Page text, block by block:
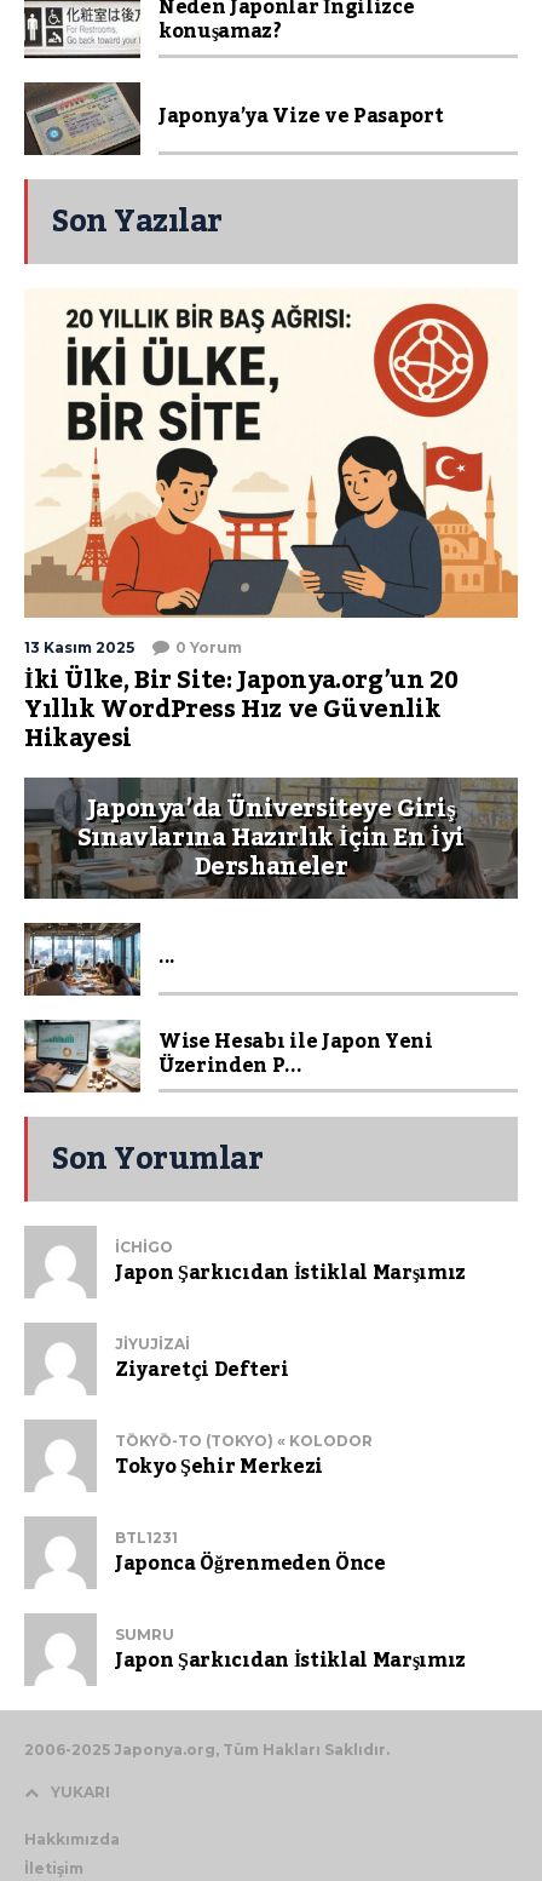
konuşamaz?
Japonya’ya Vize ve Pasaport
Son Yazılar
13 Kasım 2025 0 Yorum
İki Ülke, Bir Site: Japonya.org’un 20
Yıllık WordPress Hız ve Güvenlik
Hikayesi
Japonya’da Üniversiteye Giriş
Sınavlarına Hazırlık İçin En İyi
Dershaneler
...
Wise Hesabı ile Japon Yeni
Üzerinden P...
Son Yorumlar
ICHIGO
Japon Şarkıcıdan İstiklal Marşımız
JIYUJIZAI
Ziyaretçi Defteri
TŌKYŌ-TO (TOKYO) « KOLODOR
Tokyo Şehir Merkezi
BTL1231
Japonca Öğrenmeden Önce
SUMRU
Japon Şarkıcıdan İstiklal Marşımız
2006-2025 Japonya.org, Tüm Hakları Saklıdır.
YUKARI
Hakkımızda
İletişim